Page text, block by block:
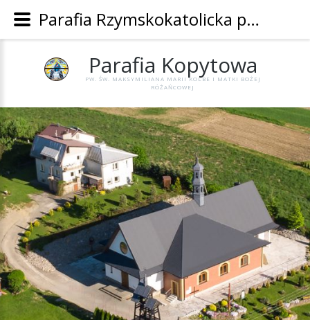
Parafia Kopytowa
PW. ŚW. MAKSYMILIANA MARII KOLBE I MATKI BOŻEJ
RÓŻAŃCOWEJ
Parafia Rzymskokatolicka pw. Św. Maksymiliana Marii Kolbe i Matki Bożej Różańcowej w Kopytowej - Parafia Kopytowa